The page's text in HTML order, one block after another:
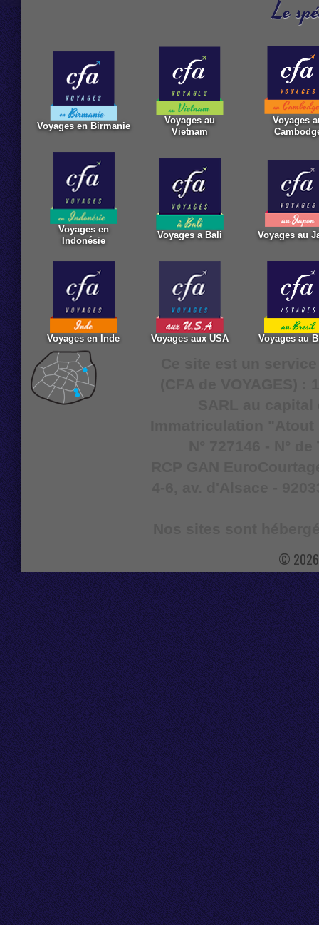
Le
Voyages en Birmanie
Voyages au
Vietnam
Voyages
Voyages en
Indonésie
Voyages a Bali Voyages au
Voyages en Inde Voyages aux USA Voyages au
© 2026